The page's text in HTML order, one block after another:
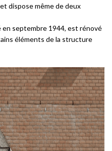
dispose même de deux
septembre 1944, est rénové
éléments de la structure